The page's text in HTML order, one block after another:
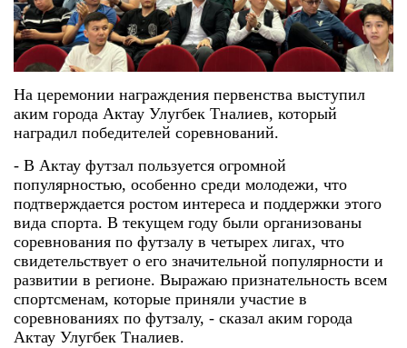
На церемонии награждения первенства выступил
аким города Актау Улугбек Тналиев, который
наградил победителей соревнований.
- В Актау футзал пользуется огромной
популярностью, особенно среди молодежи, что
подтверждается ростом интереса и поддержки этого
вида спорта. В текущем году были организованы
соревнования по футзалу в четырех лигах, что
свидетельствует о его значительной популярности и
развитии в регионе. Выражаю признательность всем
спортсменам, которые приняли участие в
соревнованиях по футзалу, - сказал аким города
Актау Улугбек Тналиев.